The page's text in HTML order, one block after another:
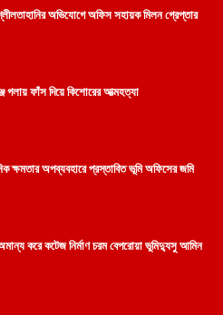
অভিযোগে অফিস সহায়ক মিলন গ্রেপ্তার
গলায় ফাঁস দিয়ে কিশোরের আত্মহত্যা
ক্ষমতার অপব্যবহারে প্রস্তাবিত ভূমি অফিসের জমি
করে কটেজ নির্মাণ চরম বেপরোয়া ভুমিদ্যুসু আমিন